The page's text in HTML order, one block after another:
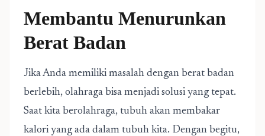
Membantu Menurunkan
Berat Badan
Jika Anda memiliki masalah dengan berat badan
berlebih, olahraga bisa menjadi solusi yang tepat.
Saat kita berolahraga, tubuh akan membakar
kalori yang ada dalam tubuh kita. Dengan begitu,